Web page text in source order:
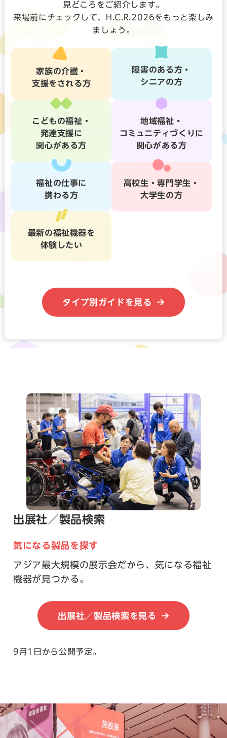
見どころをご紹介します。
来場前にチェックして、H.C.R.2026をもっと楽しみ
ましょう。
家族の介護・
支援をされる方
障害のある方・
シニアの方
こどもの福祉・
発達支援に
関心がある方
地域福祉・
コミュニティづくりに
関心がある方
福祉の仕事に
携わる方
高校生・専門学生・
大学生の方
最新の福祉機器を
体験したい
タイプ別ガイドを見る
出展社／製品検索
気になる製品を探す
アジア最大規模の展示会だから、気になる福祉
機器が見つかる。
出展社／製品検索を見る
9月1日から公開予定。